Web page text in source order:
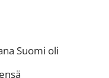
Suomi oli